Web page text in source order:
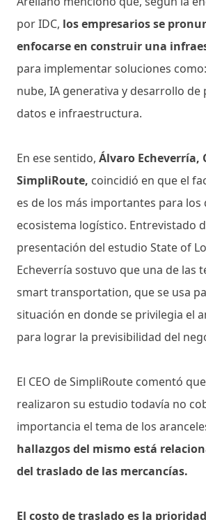
por IDC, los empresarios se
enfocarse en construir una
para implementar soluciones
nube, IA generativa y desarrollo
datos e infraestructura.
En ese sentido, Álvaro Echeverría,
SimpliRoute, coincidió en que el
es de los más importantes para los
ecosistema logístico. Entrevistado
presentación del estudio State of
Echeverría sostuvo que una de las
smart transportation, que se usa
situación en donde se privilegia el
para lograr la previsibilidad del
El CEO de SimpliRoute comentó
realizaron su estudio todavía no
importancia el tema de los
hallazgos del mismo está
del traslado de las mercancías.
El costo de traslado es la